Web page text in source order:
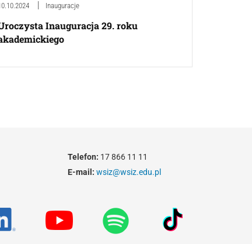
Inauguracje
Inauguracja 29. roku
Telefon: 17 866 11 11
E-mail: wsiz@wsiz.edu.pl